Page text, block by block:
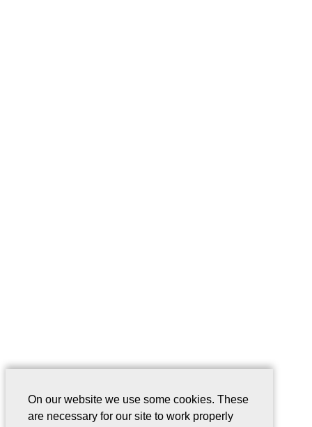
On our website we use some cookies. These
are necessary for our site to work properly